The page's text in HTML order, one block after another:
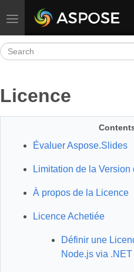
Toggle navigation
Licence
Évaluer Aspose.Slides
Limitation de la Version
À propos de la Licence
Licence Achetiée
Définir une
Node.js via .NET